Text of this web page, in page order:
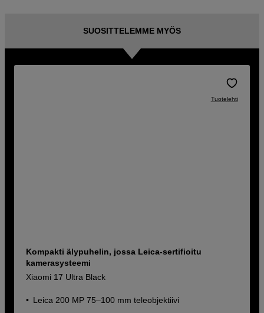
SUOSITTELEMME MYÖS
Tuotelehti
Kompakti älypuhelin, jossa Leica-sertifioitu
kamerasysteemi
Xiaomi 17 Ultra Black
Leica 200 MP 75–100 mm teleobjektiivi